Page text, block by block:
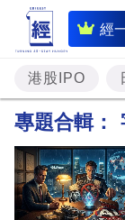
經即
時
財
經
題
投
港股IPO
專題合輯：